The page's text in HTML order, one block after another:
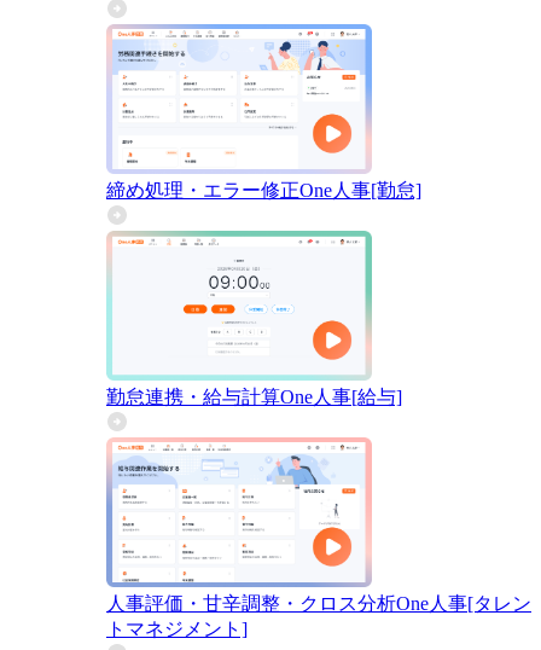
締め処理・エラー修正One人事[勤怠]
勤怠連携・給与計算One人事[給与]
人事評価・甘辛調整・クロス分析One人事[タレン
トマネジメント]